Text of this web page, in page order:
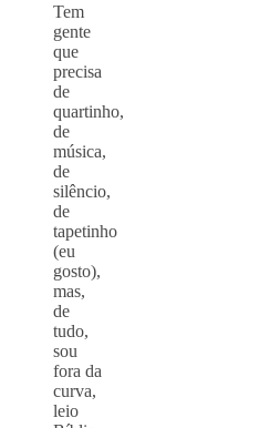
Tem
gente
que
precisa
de
quartinho,
de
música,
de
silêncio,
de
tapetinho
(eu
gosto),
mas,
de
tudo,
sou
fora da
curva,
leio